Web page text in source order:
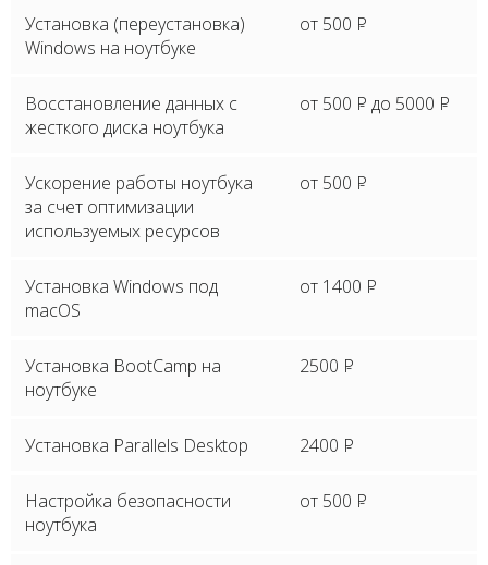
Установка (переустановка)
Windows на ноутбуке
от 500 P
Восстановление данных с
жесткого диска ноутбука
от 500 P до 5000 P
Ускорение работы ноутбука
за счет оптимизации
используемых ресурсов
от 500 P
Установка Windows под
macOS
от 1400 P
Установка BootCamp на
ноутбуке
2500 P
Установка Parallels Desktop 2400 P
Настройка безопасности
ноутбука
от 500 P